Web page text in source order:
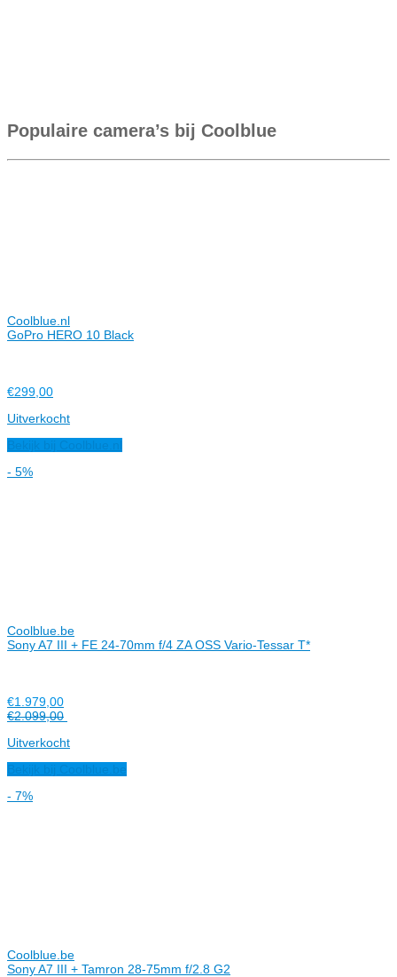
Populaire camera’s bij Coolblue
Coolblue.nl
GoPro HERO 10 Black
€299,00
Uitverkocht
- 5%
Coolblue.be
Sony A7 III + FE 24-70mm f/4 ZA OSS Vario-Tessar T*
€1.979,00
€2.099,00
Uitverkocht
- 7%
Coolblue.be
Sony A7 III + Tamron 28-75mm f/2.8 G2